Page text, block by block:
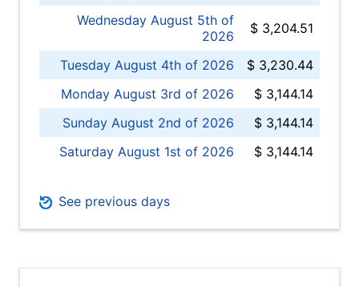
Wednesday August 5th of
2026
$ 3,204.51
Tuesday August 4th of 2026
$ 3,230.44
Monday August 3rd of 2026
$ 3,144.14
Sunday August 2nd of 2026
$ 3,144.14
Saturday August 1st of 2026
$ 3,144.14
See previous days